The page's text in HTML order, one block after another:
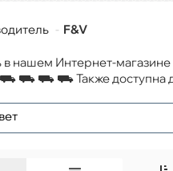
F&V
в нашем Интернет-
⛟ Также доступна